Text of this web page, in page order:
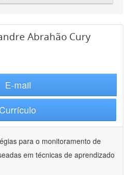
Abrahão Cury
E-mail
Currículo
para o monitoramento de
em técnicas de aprendizado